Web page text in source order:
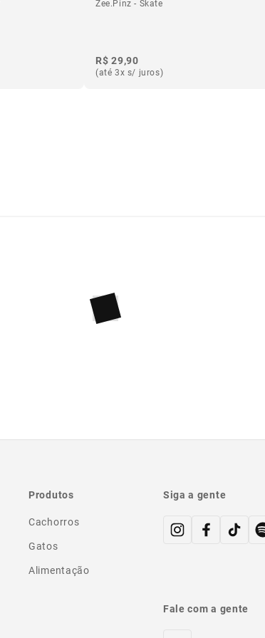
Zee.Pinz - Skate
R$ 29,90
(até 3x s/ juros)
Produtos
Cachorros
Gatos
Alimentação
Siga a gente
Fale com a gente